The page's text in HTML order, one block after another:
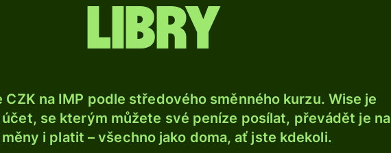
libry
CZK na IMP podle středového směnného kurzu. Wise je
se kterým můžete své peníze posílat, převádět je na
i platit – všechno jako doma, ať jste kdekoli.